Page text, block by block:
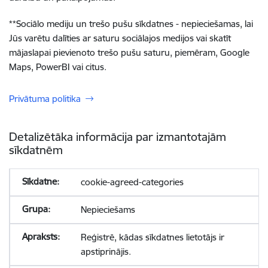
**Sociālo mediju un trešo pušu sīkdatnes - nepieciešamas, lai
Jūs varētu dalīties ar saturu sociālajos medijos vai skatīt
mājaslapai pievienoto trešo pušu saturu, piemēram, Google
Maps, PowerBI vai citus.
Privātuma politika
Detalizētāka informācija par izmantotajām
sīkdatnēm
cookie-agreed-categories
Nepieciešams
Reģistrē, kādas sīkdatnes lietotājs ir
apstiprinājis.